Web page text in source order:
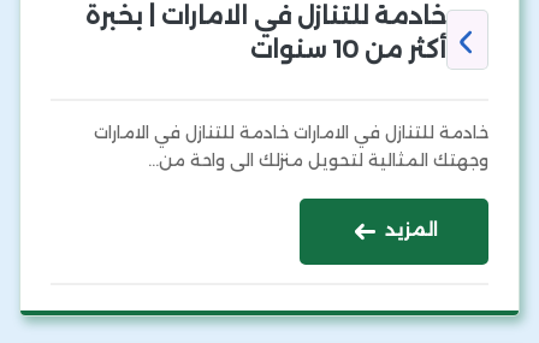
خادمة للتنازل في الامارات | بخبرة
أكثر من 10 سنوات
خادمة للتنازل في الامارات خادمة للتنازل في الامارات
وجهتك المثالية لتحويل منزلك الى واحة من…
المزيد